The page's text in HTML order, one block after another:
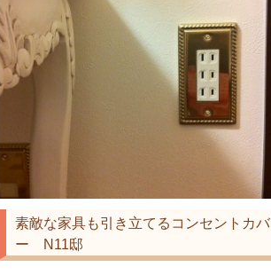
素敵な家具も引き立てるコンセントカバ
ー N11邸